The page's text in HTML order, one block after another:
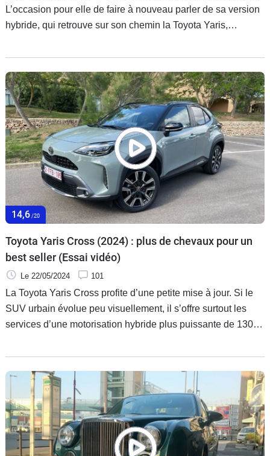
L’occasion pour elle de faire à nouveau parler de sa version
hybride, qui retrouve sur son chemin la Toyota Yaris,
leurs finitions sportives s'il vous plaît : Esprit Alpine côté
français, GR Sport côté japonais.
14,6 /20
Toyota Yaris Cross (2024) : plus de chevaux pour un
best seller (Essai vidéo)
Le 22/05/2024 101
La Toyota Yaris Cross profite d’une petite mise à jour. Si le
SUV urbain évolue peu visuellement, il s’offre surtout les
services d’une motorisation hybride plus puissante de 130